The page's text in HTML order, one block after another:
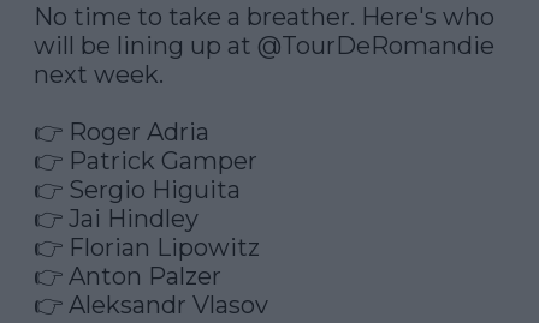
No time to take a breather. Here's who
will be lining up at @TourDeRomandie
next week.
👉 Roger Adria
👉 Patrick Gamper
👉 Sergio Higuita
👉 Jai Hindley
👉 Florian Lipowitz
👉 Anton Palzer
👉 Aleksandr Vlasov